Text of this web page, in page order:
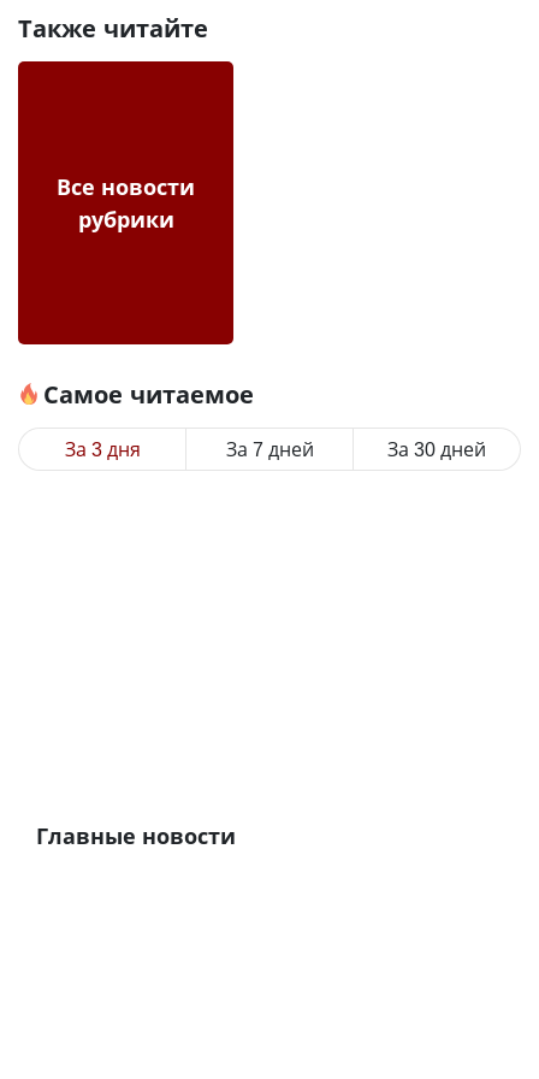
Также читайте
Все новости
рубрики
Самое читаемое
За 3 дня За 7 дней За 30 дней
Главные новости